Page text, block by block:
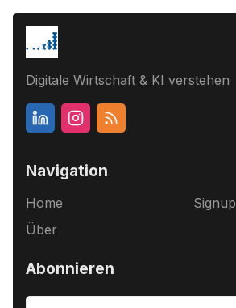
Digitale Wirtschaft & KI verstehen
Navigation
Home
Über
Signup
Abonnieren